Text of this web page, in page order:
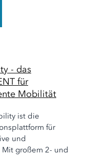
- das
für
Mobilität
ist die
für
und
großem 2- und